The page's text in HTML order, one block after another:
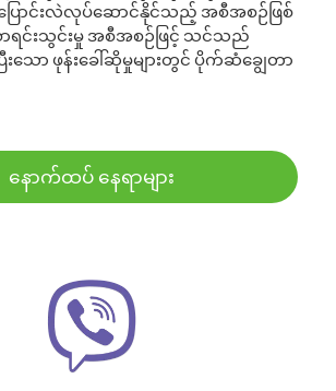
ောင်းလဲလုပ်ဆောင်နိုင်သည့် အစီအစဉ်ဖြစ်
ရင်းသွင်းမှု အစီအစဉ်ဖြင့် သင်သည်
သော ဖုန်းခေါ်ဆိုမှုများတွင် ပိုက်ဆံချွေတာ
နောက်ထပ် နေရာများ